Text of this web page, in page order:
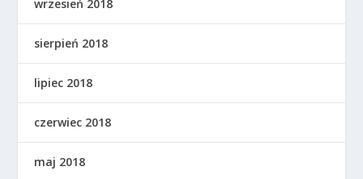
wrzesień 2018
sierpień 2018
lipiec 2018
czerwiec 2018
maj 2018